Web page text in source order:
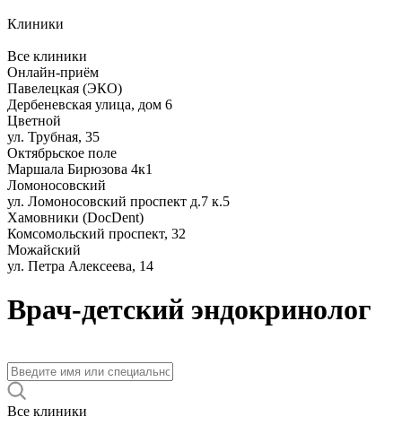
Клиники
Все клиники
Онлайн-приём
Павелецкая (ЭКО)
Дербеневская улица, дом 6
Цветной
ул. Трубная, 35
Октябрьское поле
Маршала Бирюзова 4к1
Ломоносовский
ул. Ломоносовский проспект д.7 к.5
Хамовники (DocDent)
Комсомольский проспект, 32
Можайский
ул. Петра Алексеева, 14
Врач-детский эндокринолог
Все клиники